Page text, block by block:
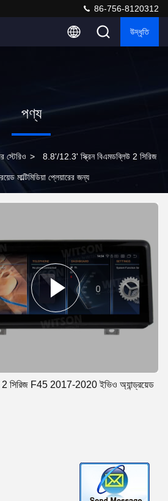
86-756-8120312
উদ্ধৃতি
পণ্য
স্টেরিও > 8.8'/12.3' স্ক্রিন বিএমডব্লিউ 2 সিরিজ
মাল্টিমিডিয়া প্লেয়ারের জন্য
2 সিরিজ F45 2017-2020 ইভিও অ্যান্ড্রয়েড